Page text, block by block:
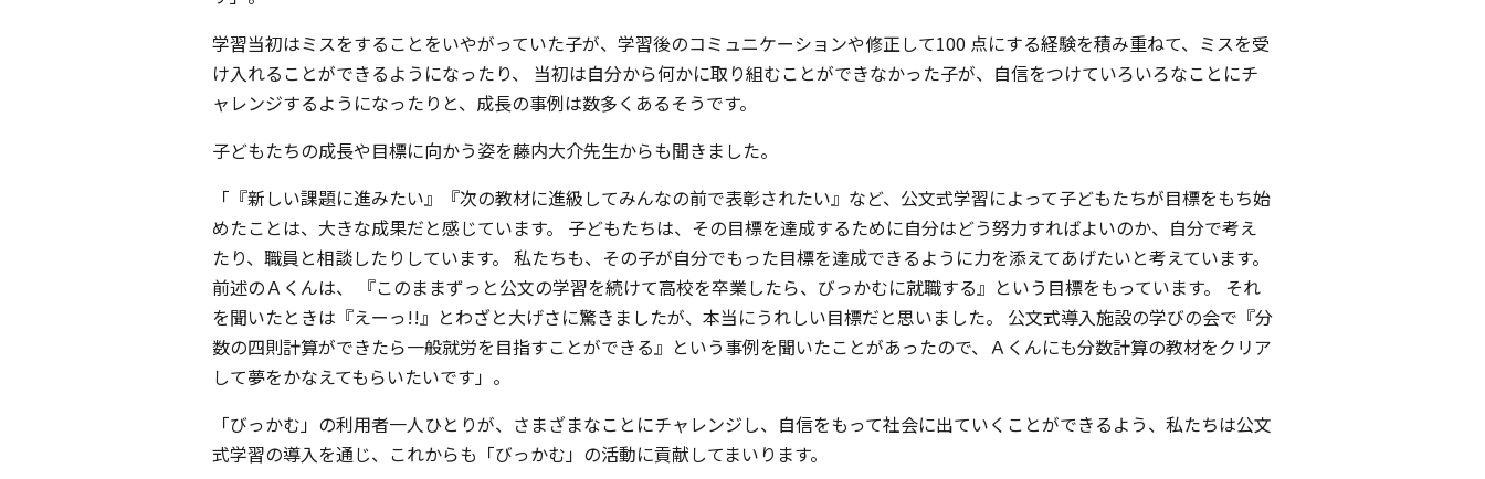
学習当初はミスをすることをいやがっていた子が、学習後のコミュニケーションや修正して100 点にする経験を積み重ねて、ミスを受
け入れることができるようになったり、 当初は自分から何かに取り組むことができなかった子が、自信をつけていろいろなことにチ
ャレンジするようになったりと、成長の事例は数多くあるそうです。
子どもたちの成長や目標に向かう姿を藤内大介先生からも聞きました。
「『新しい課題に進みたい』『次の教材に進級してみんなの前で表彰されたい』など、公文式学習によって子どもたちが目標をもち始
めたことは、大きな成果だと感じています。 子どもたちは、その目標を達成するために自分はどう努力すればよいのか、自分で考え
たり、職員と相談したりしています。 私たちも、その子が自分でもった目標を達成できるように力を添えてあげたいと考えています。
前述のＡくんは、 『このままずっと公文の学習を続けて高校を卒業したら、びっかむに就職する』という目標をもっています。 それ
を聞いたときは『えーっ!!』とわざと大げさに驚きましたが、本当にうれしい目標だと思いました。 公文式導入施設の学びの会で『分
数の四則計算ができたら一般就労を目指すことができる』という事例を聞いたことがあったので、Ａくんにも分数計算の教材をクリア
して夢をかなえてもらいたいです」。
「びっかむ」の利用者一人ひとりが、さまざまなことにチャレンジし、自信をもって社会に出ていくことができるよう、私たちは公文
式学習の導入を通じ、これからも「びっかむ」の活動に貢献してまいります。